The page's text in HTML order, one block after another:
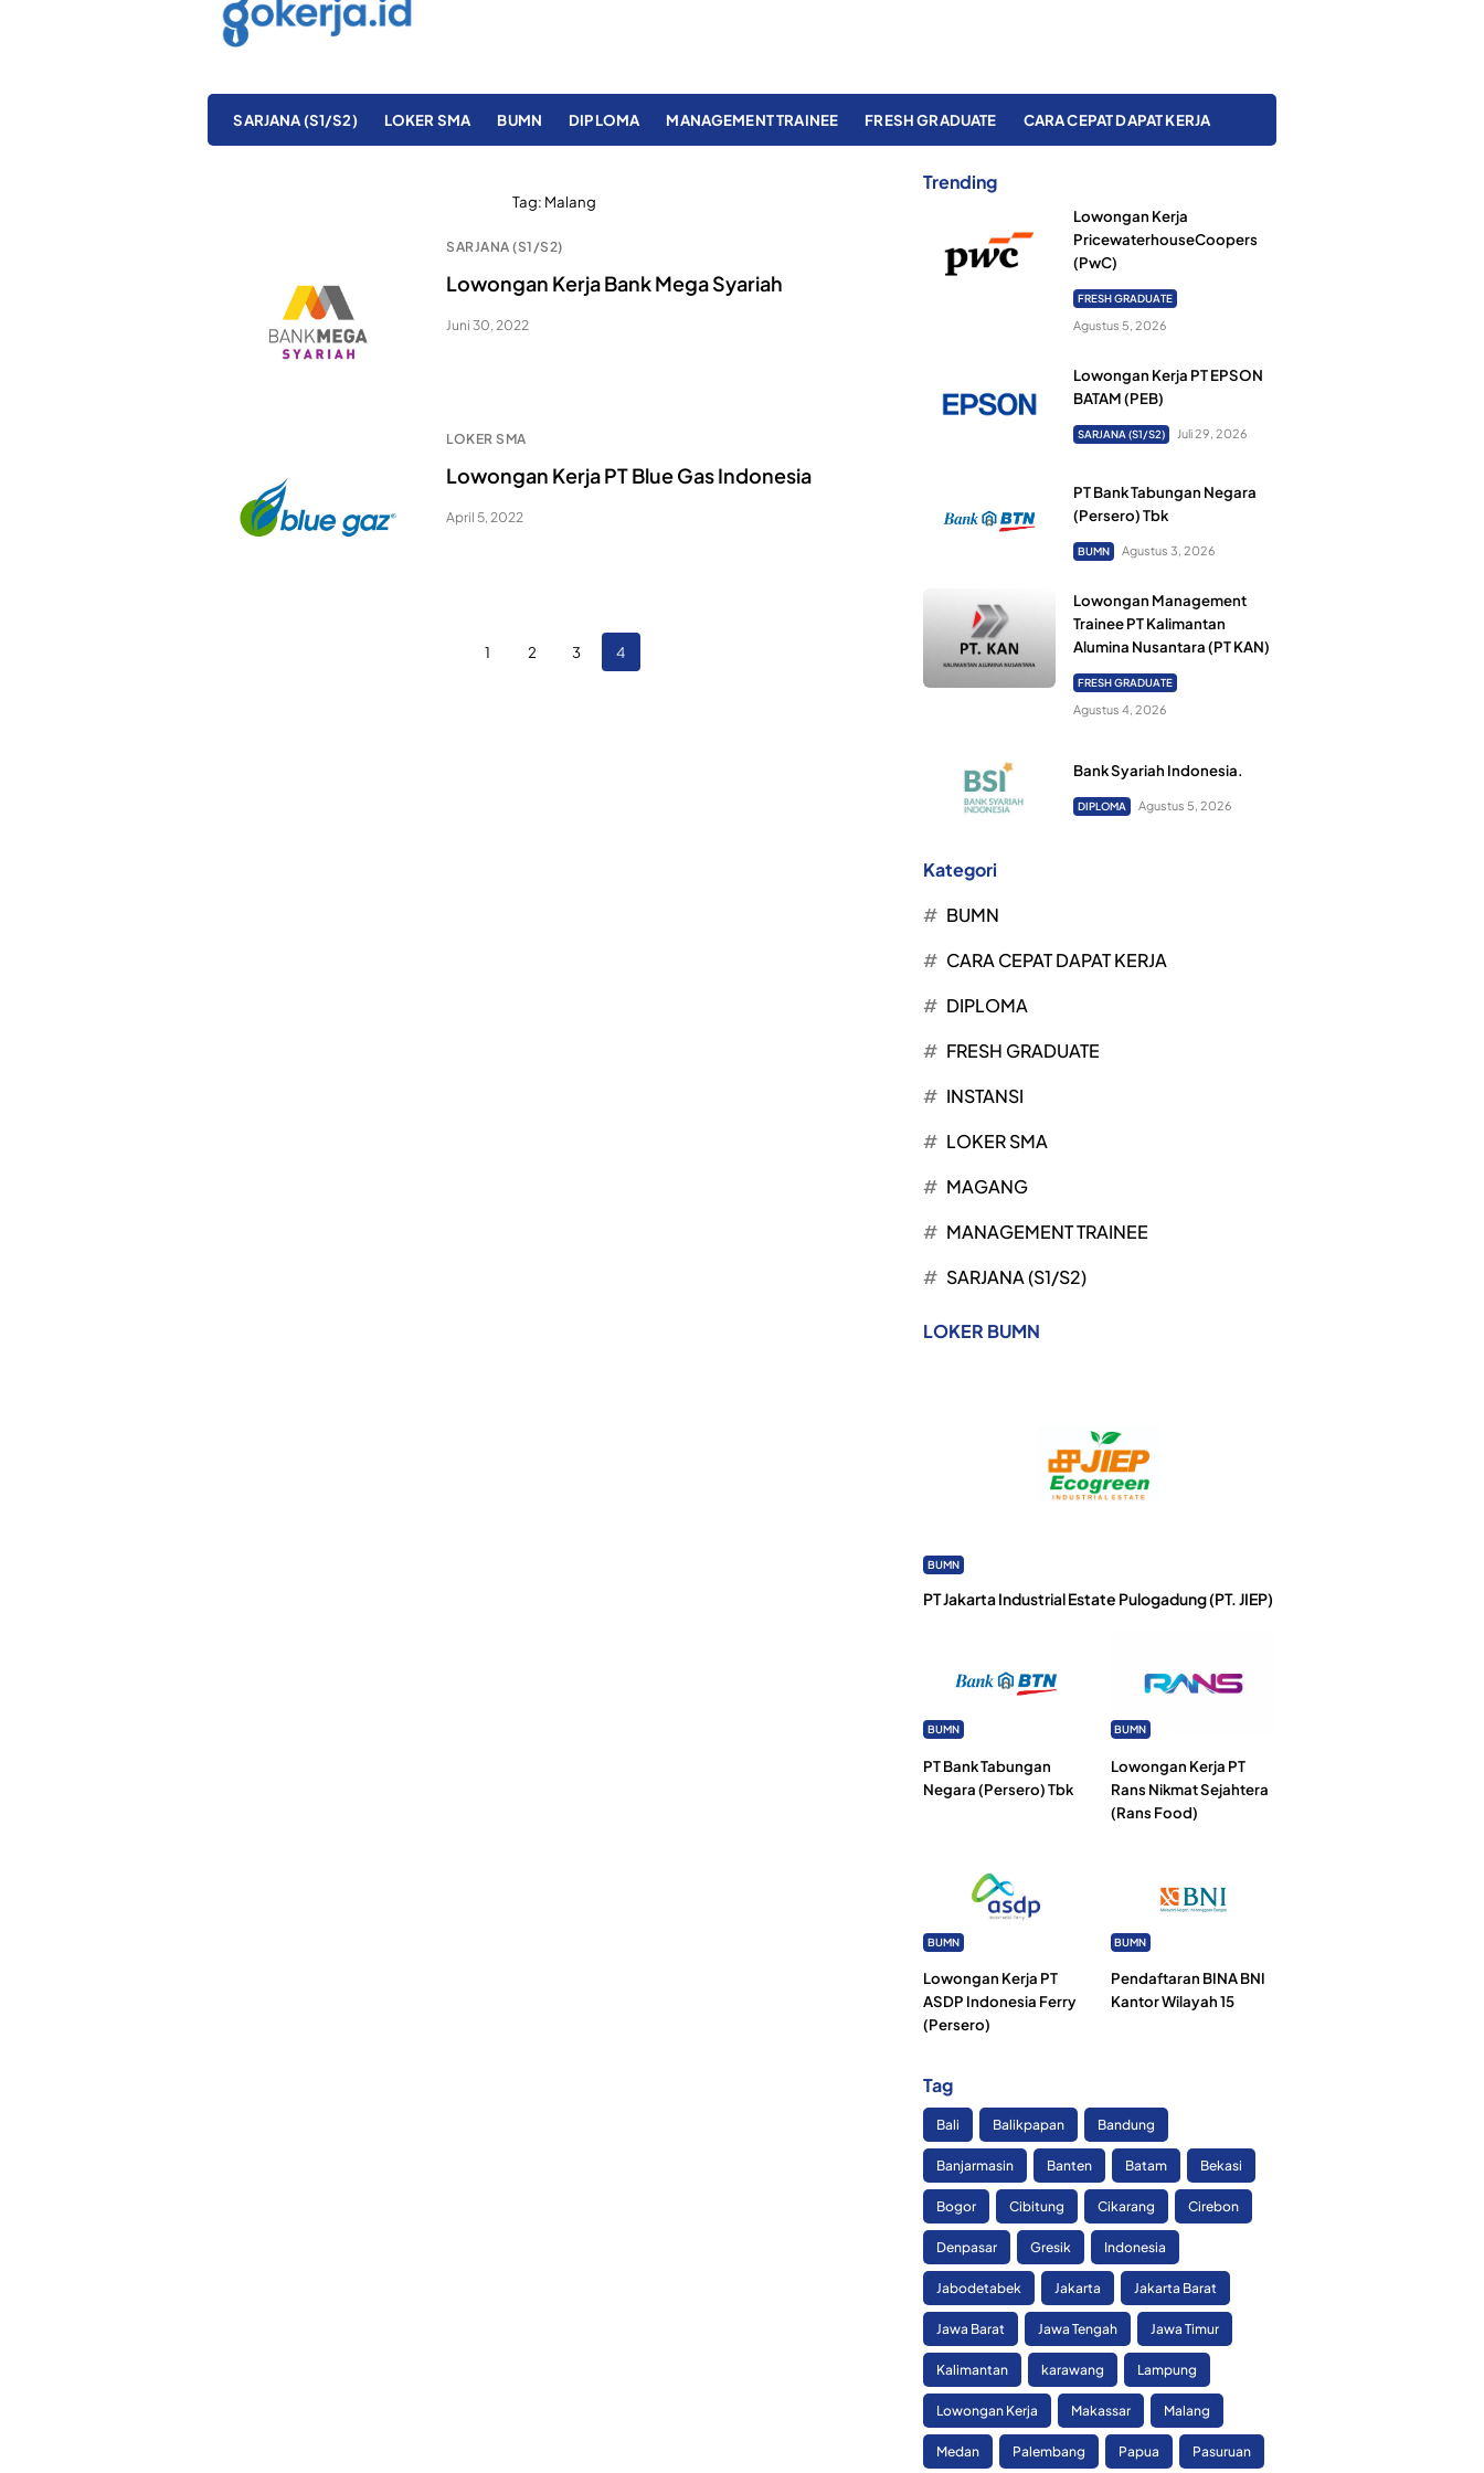
SARJANA (S1/S2) LOKER SMA BUMN DIPLOMA MANAGEMENT TRAINEE FRESH GRADUATE CARA CEPAT DAPAT KERJA
Tag: Malang
SARJANA (S1/S2)
Lowongan Kerja Bank Mega Syariah
Juni 30, 2022
LOKER SMA
Lowongan Kerja PT Blue Gas Indonesia
April 5, 2022
1 2 3 4
Trending
Lowongan Kerja
PricewaterhouseCoopers
(PwC)
FRESH GRADUATE
Agustus 5, 2026
Lowongan Kerja PT EPSON
BATAM (PEB)
SARJANA (S1/S2) Juli 29, 2026
PT Bank Tabungan Negara
(Persero) Tbk
BUMN Agustus 3, 2026
Lowongan Management
Trainee PT Kalimantan
Alumina Nusantara (PT KAN)
FRESH GRADUATE
Agustus 4, 2026
Bank Syariah Indonesia.
DIPLOMA Agustus 5, 2026
Kategori
BUMN
CARA CEPAT DAPAT KERJA
DIPLOMA
FRESH GRADUATE
INSTANSI
LOKER SMA
MAGANG
MANAGEMENT TRAINEE
SARJANA (S1/S2)
LOKER BUMN
BUMN
PT Jakarta Industrial Estate Pulogadung (PT. JIEP)
BUMN
PT Bank Tabungan
Negara (Persero) Tbk
BUMN
Lowongan Kerja PT
Rans Nikmat Sejahtera
(Rans Food)
BUMN
Lowongan Kerja PT
ASDP Indonesia Ferry
(Persero)
BUMN
Pendaftaran BINA BNI
Kantor Wilayah 15
Tag
Bali Balikpapan Bandung
Banjarmasin Banten Batam Bekasi
Bogor Cibitung Cikarang Cirebon
Denpasar Gresik Indonesia
Jabodetabek Jakarta Jakarta Barat
Jawa Barat Jawa Tengah Jawa Timur
Kalimantan karawang Lampung
Lowongan Kerja Makassar Malang
Medan Palembang Papua Pasuruan